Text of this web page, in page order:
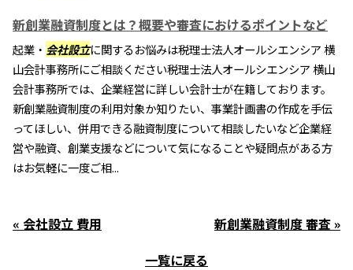
新創業融資制度とは？概要や審査におけるポイントなど
起業・ 会社設立に関するお悩みは税理士法人オールシエンシア 横
山会計事務所にご相談ください税理士法人オールシエンシア 横山
会計事務所では、企業経営に詳しい会計士が在籍しております。
新創業融資制度の利用対象か知りたい、事業計画書の作成を手伝
ってほしい、併用できる融資制度について相談したいなど企業経
営や融資、創業支援などについて気になることや疑問点がある方
はお気軽に一度ご相...
« 会社設立 費用
新創業融資制度 審査 »
一覧に戻る